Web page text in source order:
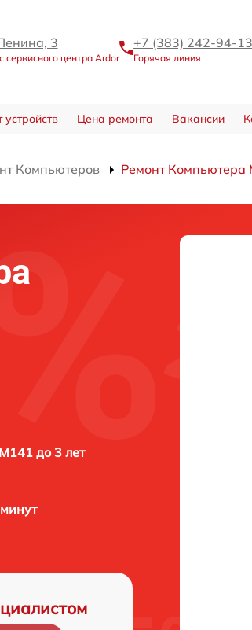
3
сервисного центра Ardor
+7 (383) 242-94-13
Горячая линия
устройств Цена ремонта Вакансии
Компьютеров Ремонт Компьютера
до 3 лет